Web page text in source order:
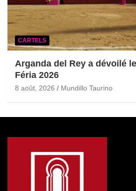
CARTELS
Arganda del Rey a dévoilé
Féria 2026
8 août, 2026 Mundillo Taurino